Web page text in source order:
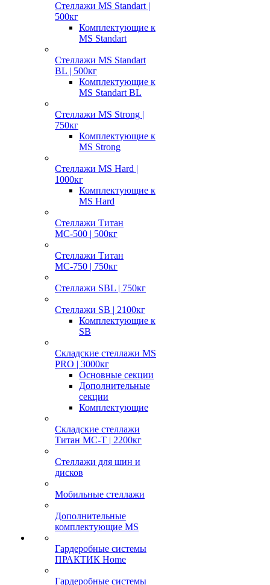
Стеллажи MS Standart |
500кг
Комплектующие к
MS Standart
Стеллажи MS Standart
BL | 500кг
Комплектующие к
MS Standart BL
Стеллажи MS Strong |
750кг
Комплектующие к
MS Strong
Стеллажи MS Hard |
1000кг
Комплектующие к
MS Hard
Стеллажи Титан
МС-500 | 500кг
Стеллажи Титан
МС-750 | 750кг
Стеллажи SBL | 750кг
Стеллажи SB | 2100кг
Комплектующие к
SB
Складские стеллажи MS
PRO | 3000кг
Основные секции
Дополнительные
секции
Комплектующие
Складские стеллажи
Титан МС-Т | 2200кг
Стеллажи для шин и
дисков
Мобильные стеллажи
Дополнительные
комплектующие MS
Гардеробные системы
ПРАКТИК Home
Гардеробные системы